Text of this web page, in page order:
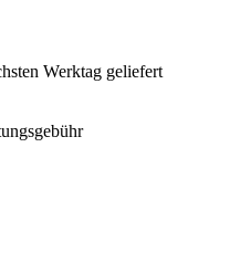
Werktag geliefert